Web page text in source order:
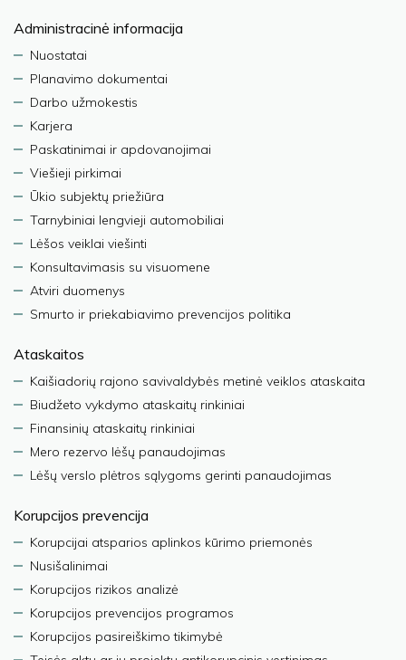
Administracinė informacija
Nuostatai
Planavimo dokumentai
Darbo užmokestis
Karjera
Paskatinimai ir apdovanojimai
Viešieji pirkimai
Ūkio subjektų priežiūra
Tarnybiniai lengvieji automobiliai
Lėšos veiklai viešinti
Konsultavimasis su visuomene
Atviri duomenys
Smurto ir priekabiavimo prevencijos politika
Ataskaitos
Kaišiadorių rajono savivaldybės metinė veiklos ataskaita
Biudžeto vykdymo ataskaitų rinkiniai
Finansinių ataskaitų rinkiniai
Mero rezervo lėšų panaudojimas
Lėšų verslo plėtros sąlygoms gerinti panaudojimas
Korupcijos prevencija
Korupcijai atsparios aplinkos kūrimo priemonės
Nusišalinimai
Korupcijos rizikos analizė
Korupcijos prevencijos programos
Korupcijos pasireiškimo tikimybė